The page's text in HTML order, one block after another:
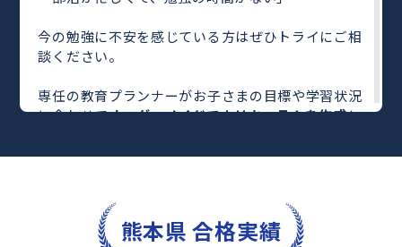
今の勉強に不安を感じている方はぜひトライにご相
談ください。
専任の教育プランナーがお子さまの目標や学習状況
に合わせてオーダーメイドでカリキュラムを作成し
完全マンツーマンで自分に合った教師がわかるまで
さらに、単元別の学習の理解度がわかる「AI学習診
や授業内容や授業以外の勉強をナビゲートする
熊本県 合格実績